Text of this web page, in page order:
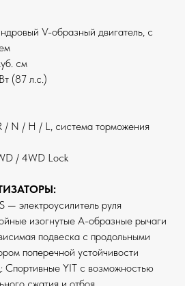
V-образный двигатель, с
см
(87 л.с.)
/ N / H / L, система торможения
/ 4WD Lock
— электроусилитель руля
изогнутые А-образные рычаги
подвеска с продольными
поперечной устойчивости
Спортивные YIT с возможностью
сжатия и отбоя